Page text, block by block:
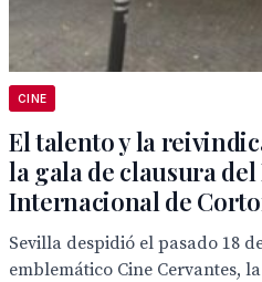
CINE
El talento y la
la gala de clausura del
Internacional de
Sevilla despidió el pasado 18
emblemático Cine Cervantes,